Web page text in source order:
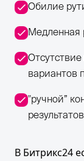
Обилие
Медленная
вариантов
"ручной”
В Битрикс24